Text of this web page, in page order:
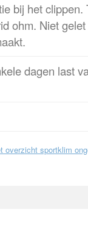
bij het clippen.
ohm. Niet
dagen last
overzicht sportklim